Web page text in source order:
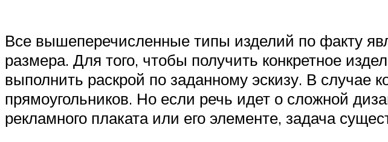
Все вышеперечисленные типы изделий по факту
размера. Для того, чтобы получить конкретное
выполнить раскрой по заданному эскизу. В случае
прямоугольников. Но если речь идет о сложной
рекламного плаката или его элементе, задача